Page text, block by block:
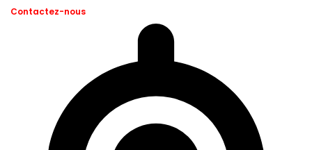
Contactez-nous